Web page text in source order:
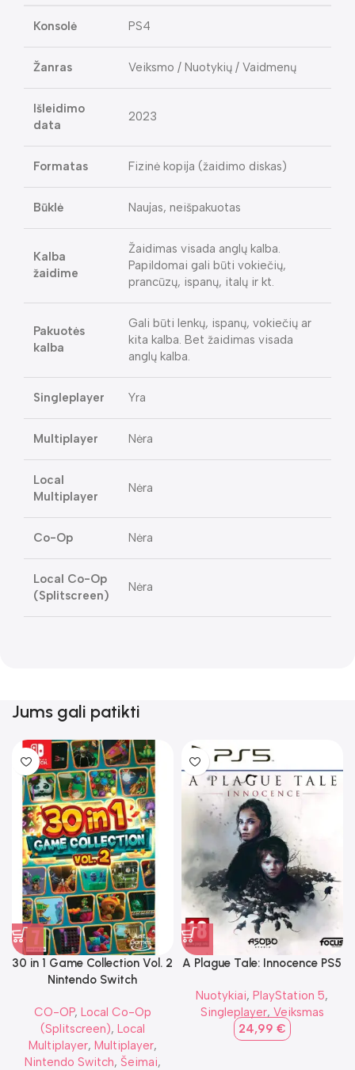
Konsolė PS4
Žanras Veiksmo / Nuotykių / Vaidmenų
Išleidimo
data
2023
Formatas Fizinė kopija (žaidimo diskas)
Būklė Naujas, neišpakuotas
Kalba
žaidime
Žaidimas visada anglų kalba.
Papildomai gali būti vokiečių,
prancūzų, ispanų, italų ir kt.
Pakuotės
kalba
Gali būti lenkų, ispanų, vokiečių ar
kita kalba. Bet žaidimas visada
anglų kalba.
Singleplayer Yra
Multiplayer Nėra
Local
Multiplayer
Nėra
Co-Op Nėra
Local Co-Op
(Splitscreen)
Nėra
Jums gali patikti
30 in 1 Game Collection Vol. 2
Nintendo Switch
CO-OP, Local Co-Op
(Splitscreen), Local
Multiplayer, Multiplayer,
Nintendo Switch, Šeimai,
A Plague Tale: Innocence PS5
Nuotykiai,PlayStation 5,
Singleplayer, Veiksmas
24,99 €